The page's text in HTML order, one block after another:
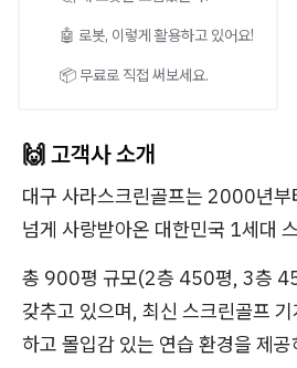
🤖 로봇, 이렇게 활용하고 있어요!
📦 무료로 직접 써보세요.
🙌 고객사 소개
대구 사라스크린골프는 2000년
넘게 사랑받아온 대한민국 1세대
총 900평 규모(2층 450평, 3층
갖추고 있으며, 최신 스크린골프
하고 몰입감 있는 연습 환경을 제